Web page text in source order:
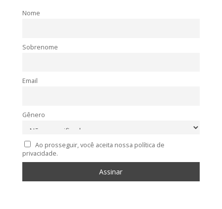
Nome
Sobrenome
Email
Gênero
Ao prosseguir, você aceita nossa política de
privacidade.